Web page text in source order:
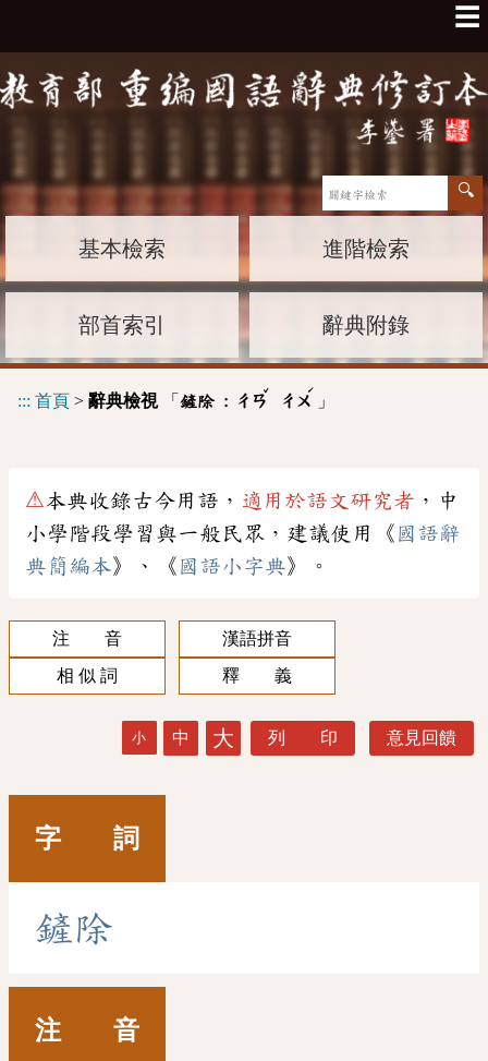
☰
基本檢索 進階檢索
部首索引 辭典附錄
::: 首頁 > 辭典檢視「 鏟除 : ㄔㄢ
ˇ
ㄔㄨ
ˊ
」
⚠本典收錄古今用語， 適用於語文研究者 ，中
小學階段學習與一般民眾，建議使用《 國語辭
典簡編本》、《 國語小字典》。
注 音
漢語拼音
相 似 詞
釋 義
小 中 大 列 印 意見回饋
字 詞
鏟除
注 音